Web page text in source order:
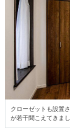
クローゼットも設置
が若干聞こえてきまし